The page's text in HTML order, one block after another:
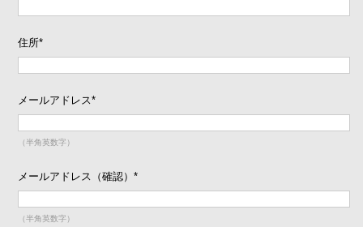
住所*
メールアドレス*
（半角英数字）
メールアドレス（確認）*
（半角英数字）